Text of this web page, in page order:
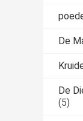
De
De
(5)